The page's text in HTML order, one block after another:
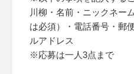
川柳・名前・ニックネー
は必須）・電話番号・郵
ルアドレス
※応募は一人3点まで